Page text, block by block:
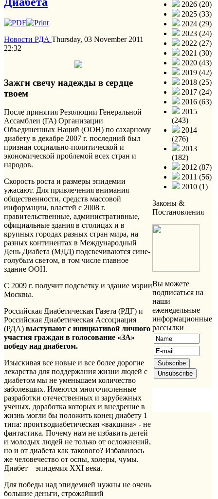
Новости РДА Thursday, 03 November 2011
22:32
Зажги свечу надежды в сердце
твоем
После принятия Резолюции Генеральной
Ассамблеи (ГА) Организации
Объединенных Наций (ООН) по сахарному
диабету в декабре 2007 г. последний был
признан социально-политической и
экономической проблемой всех стран и
народов.
Скорость роста и размеры эпидемии
ужасают. Для привлечения внимания
общественности, средств массовой
информации, властей с 2008 г.
правительственные, административные,
официальные здания в столицах и в
крупных городах разных стран мира, на
разных континентах в Международный
День Диабета (МДД) подсвечиваются сине-
голубым светом, в том числе главное
здание ООН.
С 2009 г. получит подсветку и здание мэрии
Москвы.
Российская Диабетическая Газета (РДГ) и
Российская Диабетическая Ассоциация
(РДА) выступают с инициативой личного
участия граждан в голосование «ЗА»
победу над диабетом.
Изыскивая все новые и все более дорогие
лекарства для поддержания жизни людей с
диабетом мы не уменьшаем количество
заболевших. Имеются многочисленные
разработки отечественных и зарубежных
ученых, доработка которых и внедрение в
жизнь могли бы положить конец диабету 1
типа: проитводиабетическая «вакцина» - не
фантастика. Почему нам не избавить детей
и молодых людей не только от осложнений,
но и от диабета как такового? Избавилось
же человечество от оспы, холеры, чумы.
Диабет – эпидемия XXI века.
Для победы над эпидемией нужны не очень
большие деньги, строжайший
2026 (20)
2025 (33)
2024 (29)
2023 (24)
2022 (27)
2021 (30)
2020 (43)
2019 (42)
2018 (25)
2017 (24)
2016 (63)
2015
(243)
2014
(276)
2013
(182)
2012 (87)
2011 (56)
2010 (1)
Законы &
Постановления
Вы можете
подписаться на
наши
еженедельные
информационные
рассылки